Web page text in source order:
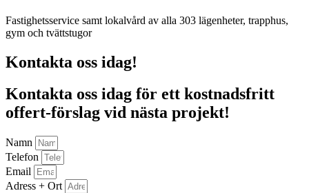
Fastighetsservice samt lokalvård av alla 303 lägenheter, trapphus,
gym och tvättstugor
Kontakta oss idag!
Kontakta oss idag för ett kostnadsfritt
offert-förslag vid nästa projekt!
Namn
Telefon
Email
Adress + Ort